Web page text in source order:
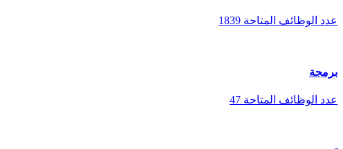
عدد الوظائف المتاحة
برمجة
عدد الوظائف المتاحة